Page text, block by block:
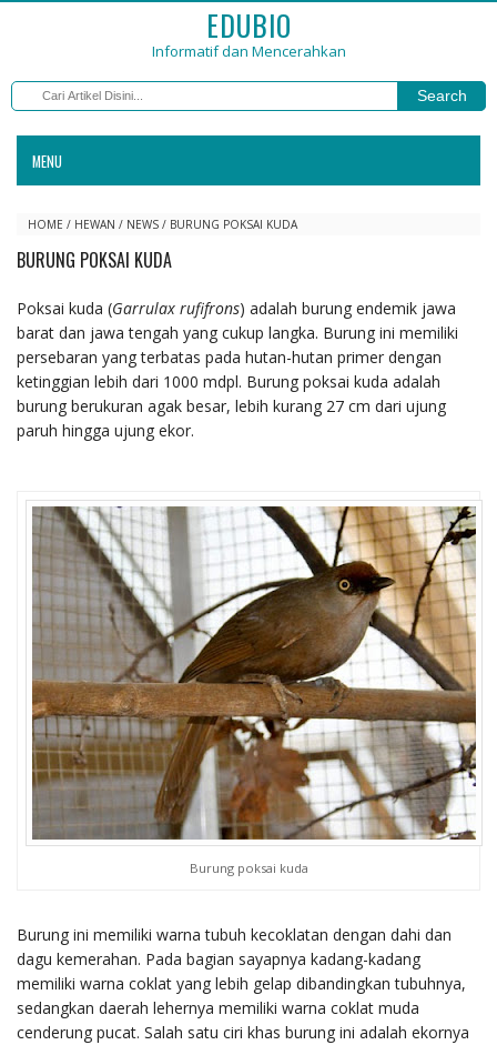
EDUBIO
Informatif dan Mencerahkan
Search
MENU
HOME / HEWAN / NEWS / BURUNG POKSAI KUDA
BURUNG POKSAI KUDA
Poksai kuda (Garrulax rufifrons) adalah burung endemik jawa
barat dan jawa tengah yang cukup langka. Burung ini memiliki
persebaran yang terbatas pada hutan-hutan primer dengan
ketinggian lebih dari 1000 mdpl. Burung poksai kuda adalah
burung berukuran agak besar, lebih kurang 27 cm dari ujung
paruh hingga ujung ekor.
Burung poksai kuda
Burung ini memiliki warna tubuh kecoklatan dengan dahi dan
dagu kemerahan. Pada bagian sayapnya kadang-kadang
memiliki warna coklat yang lebih gelap dibandingkan tubuhnya,
sedangkan daerah lehernya memiliki warna coklat muda
cenderung pucat. Salah satu ciri khas burung ini adalah ekornya